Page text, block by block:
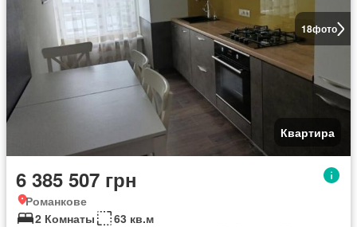
18фото
Квартира
6 385 507 грн
Романкове
2 Комнаты
63 кв.м